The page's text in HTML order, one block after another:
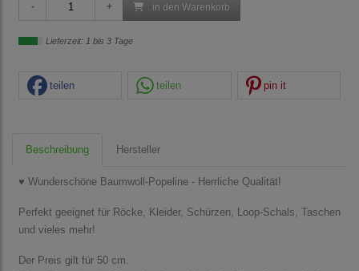
in den Warenkorb
Lieferzeit: 1 bis 3 Tage
teilen teilen pin it
Beschreibung Hersteller
♥ Wunderschöne Baumwoll-Popeline - Herrliche Qualität!
Perfekt geeignet für Röcke, Kleider, Schürzen, Loop-Schals, Taschen
und vieles mehr!
Der Preis gilt für 50 cm.